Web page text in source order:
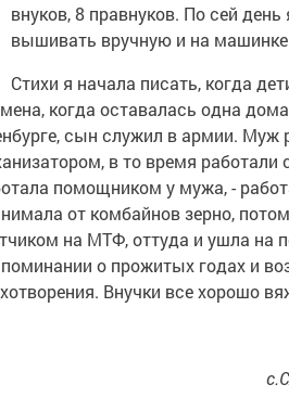
внуков, 8 правнуков. По сей
вышивать вручную и на
Стихи я начала писать, когда
когда оставалась одна
сын служил в армии. Муж
в то время работали
помощником у мужа, -
от комбайнов зерно,
на МТФ, оттуда и ушла на
о прожитых годах и
Внучки все хорошо